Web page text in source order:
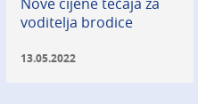
voditelja brodice
13.05.2022